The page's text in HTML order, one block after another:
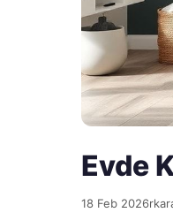
Evde
18 Feb 2026